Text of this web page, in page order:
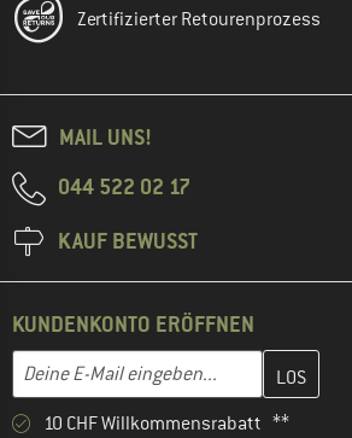
Zertifizierter Retourenprozess
MAIL UNS!
044 522 02 17
KAUF BEWUSST
KUNDENKONTO ERÖFFNEN
E-Mail-Adresse
Gib hier deine E-Mail-Adresse ein und
10 CHF Willkommensrabatt **